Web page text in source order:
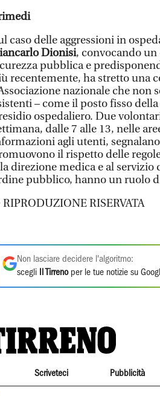
caso delle aggressioni in
Dionisi, convocando
pubblica e
recentemente, ha stretto una
nazionale che non
– come il posto fisso
ospedaliero. Due
dalle 7 alle 13, nelle
agli utenti,
il rispetto delle
direzione medica e al
pubblico, hanno un ruolo
RISERVATA
Non lasciare decidere l'algoritmo:
scegli
Il Tirrenoper le tue notizie su
Scriveteci Pubblicità